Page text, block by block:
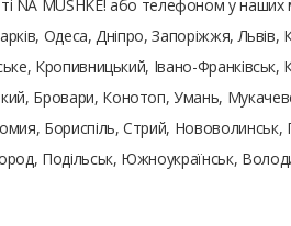
NA MUSHKE! або телефоном у
Одеса, Дніпро, Запоріжжя, Львів,
Кропивницький, Івано-Франківськ,
Бровари, Конотоп, Умань,
Бориспіль, Стрий, Нововолинськ,
Подільськ, Южноукраїнськ,